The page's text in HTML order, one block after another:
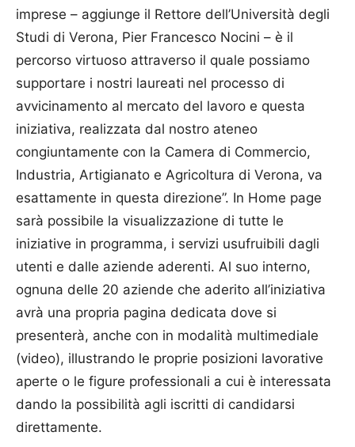
imprese – aggiunge il Rettore dell’Università degli
Studi di Verona, Pier Francesco Nocini – è il
percorso virtuoso attraverso il quale possiamo
supportare i nostri laureati nel processo di
avvicinamento al mercato del lavoro e questa
iniziativa, realizzata dal nostro ateneo
congiuntamente con la Camera di Commercio,
Industria, Artigianato e Agricoltura di Verona, va
esattamente in questa direzione”. In Home page
sarà possibile la visualizzazione di tutte le
iniziative in programma, i servizi usufruibili dagli
utenti e dalle aziende aderenti. Al suo interno,
ognuna delle 20 aziende che aderito all’iniziativa
avrà una propria pagina dedicata dove si
presenterà, anche con in modalità multimediale
(video), illustrando le proprie posizioni lavorative
aperte o le figure professionali a cui è interessata
dando la possibilità agli iscritti di candidarsi
direttamente.